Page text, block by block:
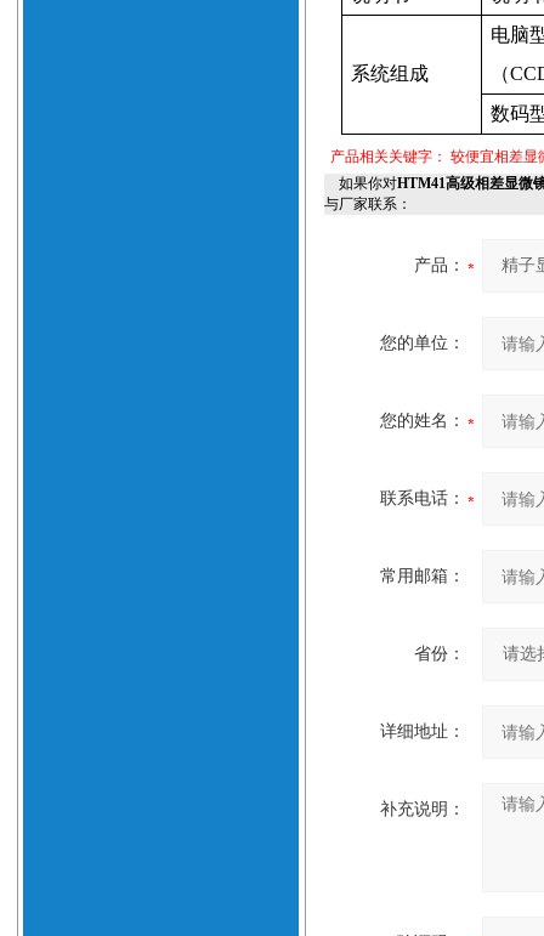
系统组成
电脑
（
数码
产品相关关键字： 较便宜相差显
如果你对HTM41高级相差显微
与厂家联系：
产品：
您的单位：
您的姓名：
联系电话：
常用邮箱：
省份：
详细地址：
补充说明：